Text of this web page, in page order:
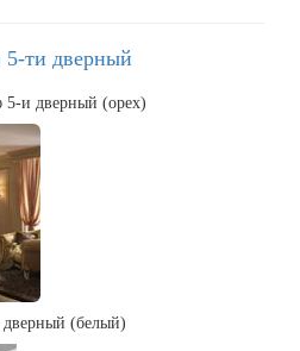
ти дверный
5-и дверный (орех)
(белый)